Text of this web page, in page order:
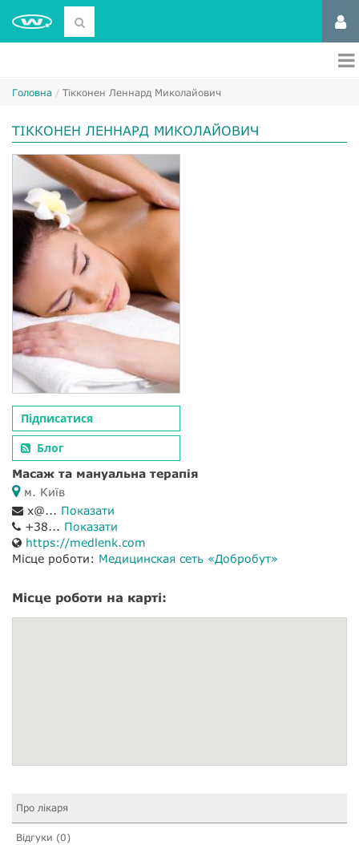
Головна Тікконен Леннард Миколайович
ТІККОНЕН ЛЕННАРД МИКОЛАЙОВИЧ
Підписатися
Блог
Масаж та мануальна терапія
м. Київ
x@... Показати
+38... Показати
https://medlenk.com
Місце роботи: Медицинская сеть «Добробут»
Місце роботи на карті:
Про лікаря
Відгуки (0)